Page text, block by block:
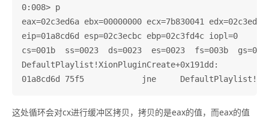
0:008> p
eax=02c3ed6a ebx=00000000 ecx=7b830041
eip=01a8cd6d esp=02c3ecbc ebp=02c3fd4c iopl=0
cs=001b  ss=0023  ds=0023  es=0023  fs=003b
DefaultPlaylist!XionPluginCreate+0x191dd:
这处循环会对cx进行缓冲区拷贝，拷贝的是eax的值，而eax的值